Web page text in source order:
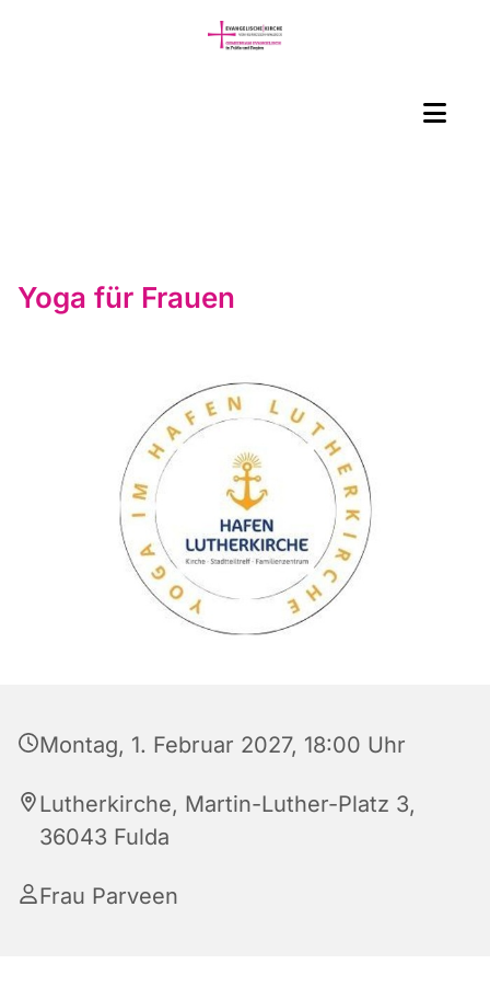
Yoga für Frauen
Montag, 1. Februar 2027, 18:00 Uhr
Lutherkirche, Martin-Luther-Platz 3,
36043 Fulda
Frau Parveen